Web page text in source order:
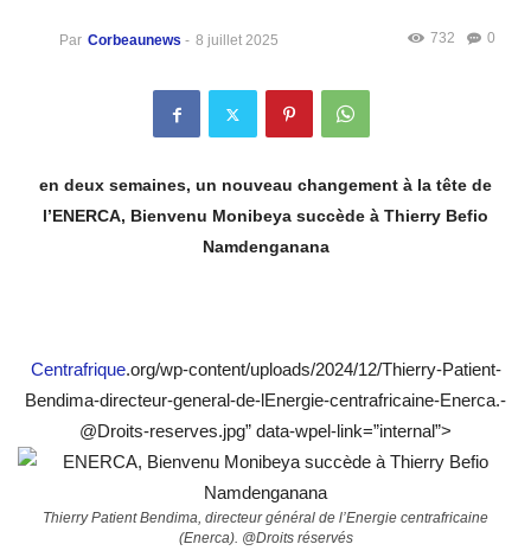
Par Corbeaunews - 8 juillet 2025 0
732
en deux semaines, un nouveau changement à la tête de
l’ENERCA, Bienvenu Monibeya succède à Thierry Befio
Namdenganana
Centrafrique.org/wp-content/uploads/2024/12/Thierry-Patient-
Bendima-directeur-general-de-lEnergie-centrafricaine-Enerca.-
@Droits-reserves.jpg” data-wpel-link=”internal”>
Thierry Patient Bendima, directeur général de l’Energie centrafricaine
(Enerca). @Droits réservés